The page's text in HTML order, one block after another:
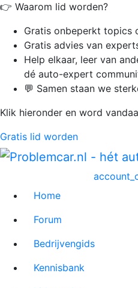
👉 Waarom lid worden?
Gratis onbeperkt topics
Gratis advies van
Help elkaar, leer van
dé auto-expert
💬 Samen staan we
Klik hieronder en word
Gratis lid worden
Home
Forum
Bedrijvengids
Kennisbank